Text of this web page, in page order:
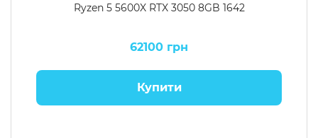
Ryzen 5 5600X RTX 3050 8GB 1642
62100 грн
Купити